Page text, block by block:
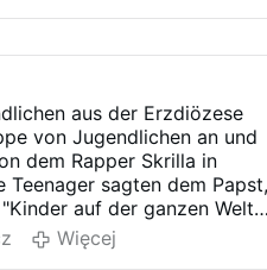
aus der Erzdiözese
von Jugendlichen an und
dem Rapper Skrilla in
sagten dem
auf der ganzen Welt
sich gegenseitig, indem sie
Więcej